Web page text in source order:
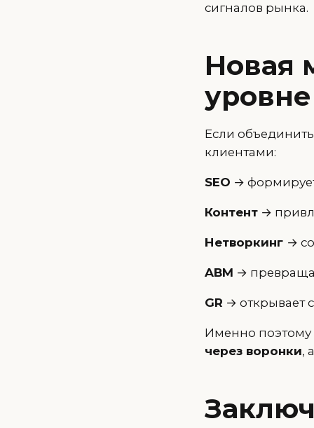
сигналов рынка.
Новая
Если
клиентами:
SEO →
Контент →
Нетворкинг →
ABM →
GR → открывает
Именно поэтому
через воронки,